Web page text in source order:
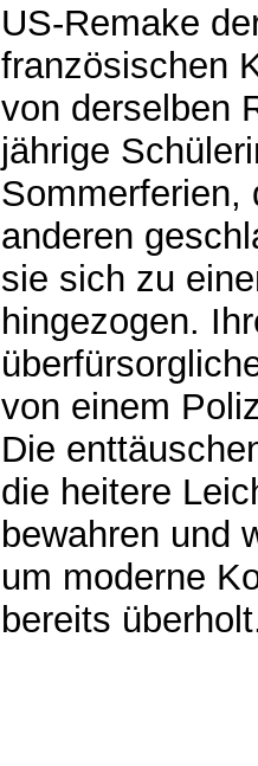
US-Remake
französischen
von derselben
jährige
Sommerferien,
anderen
sie sich zu
hingezogen.
von einem
Die
die heitere
bewahren und
um moderne
bereits